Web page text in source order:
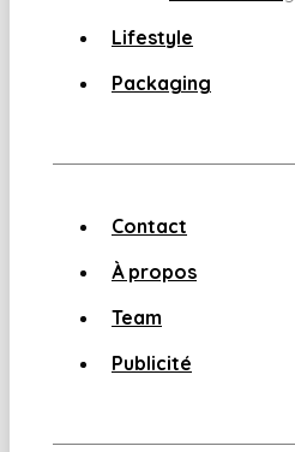
Lifestyle
Packaging
Contact
À propos
Team
Publicité